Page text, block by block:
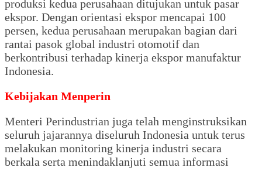
produksi kedua perusahaan ditujukan untuk pasar
ekspor. Dengan orientasi ekspor mencapai 100
persen, kedua perusahaan merupakan bagian dari
rantai pasok global industri otomotif dan
berkontribusi terhadap kinerja ekspor manufaktur
Indonesia.
Kebijakan Menperin
Menteri Perindustrian juga telah menginstruksikan
seluruh jajarannya diseluruh Indonesia untuk terus
melakukan monitoring kinerja industri secara
berkala serta menindaklanjuti semua informasi